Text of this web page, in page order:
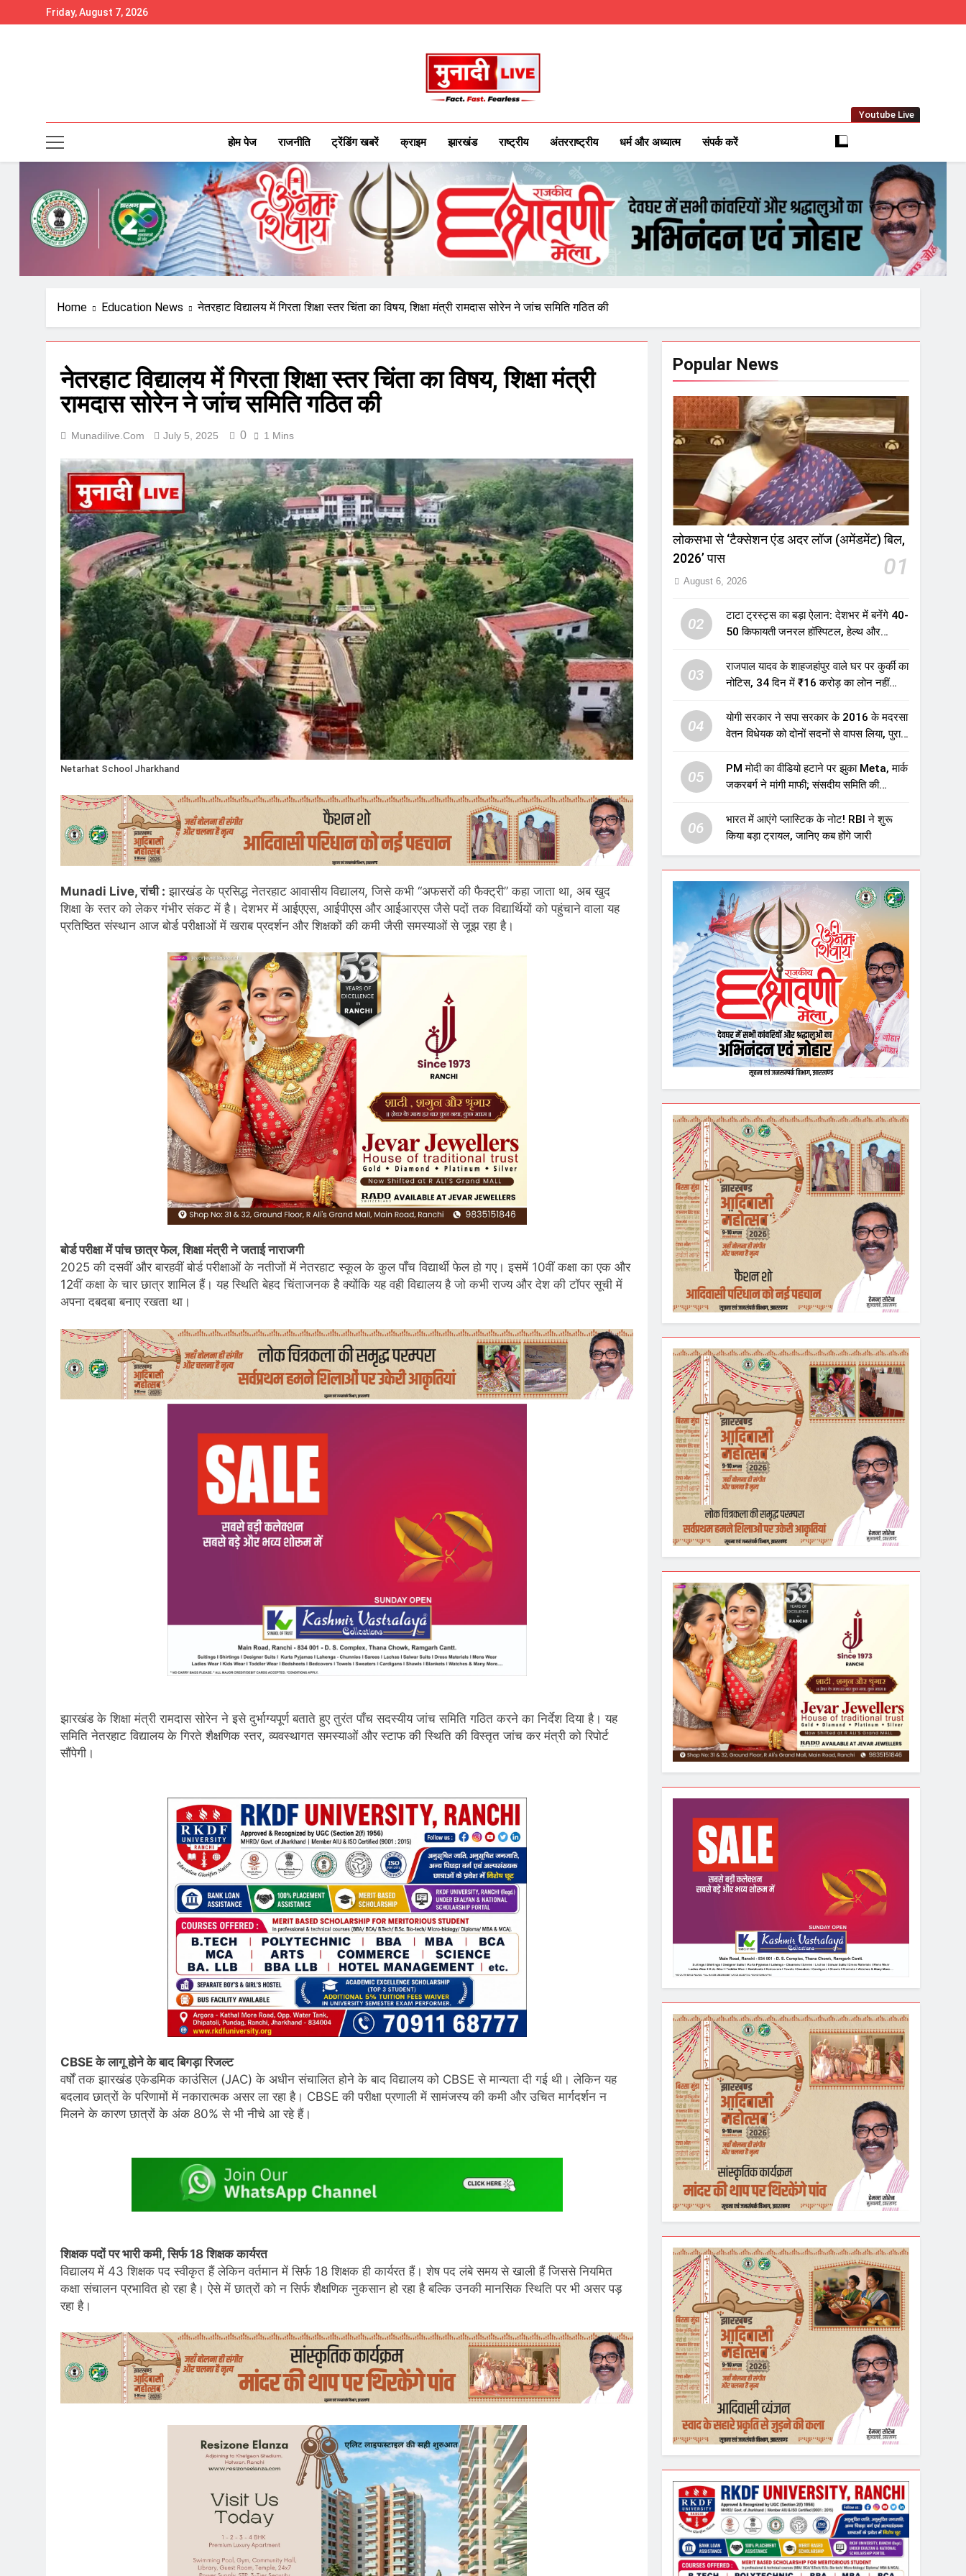
to
Friday, August 7, 2026
Munadilive.com
Munadi Live – Jharkhand's Leading Local News Network
Youtube Live
होम पेज राजनीति ट्रेंडिंग खबरें क्राइम झारखंड राष्ट्रीय अंतरराष्ट्रीय धर्म और अध्यात्म संपर्क करें
Home Education News नेतरहाट विद्यालय में गिरता शिक्षा स्तर चिंता का विषय, शिक्षा मंत्री रामदास सोरेन ने जांच समिति गठित की
नेतरहाट विद्यालय में गिरता शिक्षा स्तर चिंता का विषय, शिक्षा मंत्री
रामदास सोरेन ने जांच समिति गठित की
Munadilive.com July 5, 2025 0 1 Mins
Netarhat School Jharkhand
Munadi Live, रांची : झारखंड के प्रसिद्ध नेतरहाट आवासीय विद्यालय, जिसे कभी “अफसरों की फैक्ट्री” कहा जाता था, अब खुद
शिक्षा के स्तर को लेकर गंभीर संकट में है। देशभर में आईएएस, आईपीएस और आईआरएस जैसे पदों तक विद्यार्थियों को पहुंचाने वाला यह
प्रतिष्ठित संस्थान आज बोर्ड परीक्षाओं में खराब प्रदर्शन और शिक्षकों की कमी जैसी समस्याओं से जूझ रहा है।
बोर्ड परीक्षा में पांच छात्र फेल, शिक्षा मंत्री ने जताई नाराजगी
2025 की दसवीं और बारहवीं बोर्ड परीक्षाओं के नतीजों में नेतरहाट स्कूल के कुल पाँच विद्यार्थी फेल हो गए। इसमें 10वीं कक्षा का एक और
12वीं कक्षा के चार छात्र शामिल हैं। यह स्थिति बेहद चिंताजनक है क्योंकि यह वही विद्यालय है जो कभी राज्य और देश की टॉपर सूची में
अपना दबदबा बनाए रखता था।
झारखंड के शिक्षा मंत्री रामदास सोरेन ने इसे दुर्भाग्यपूर्ण बताते हुए तुरंत पाँच सदस्यीय जांच समिति गठित करने का निर्देश दिया है। यह
समिति नेतरहाट विद्यालय के गिरते शैक्षणिक स्तर, व्यवस्थागत समस्याओं और स्टाफ की स्थिति की विस्तृत जांच कर मंत्री को रिपोर्ट
सौंपेगी।
CBSE के लागू होने के बाद बिगड़ा रिजल्ट
वर्षों तक झारखंड एकेडमिक काउंसिल (JAC) के अधीन संचालित होने के बाद विद्यालय को CBSE से मान्यता दी गई थी। लेकिन यह
बदलाव छात्रों के परिणामों में नकारात्मक असर ला रहा है। CBSE की परीक्षा प्रणाली में सामंजस्य की कमी और उचित मार्गदर्शन न
मिलने के कारण छात्रों के अंक 80% से भी नीचे आ रहे हैं।
शिक्षक पदों पर भारी कमी, सिर्फ 18 शिक्षक कार्यरत
विद्यालय में 43 शिक्षक पद स्वीकृत हैं लेकिन वर्तमान में सिर्फ 18 शिक्षक ही कार्यरत हैं। शेष पद लंबे समय से खाली हैं जिससे नियमित
कक्षा संचालन प्रभावित हो रहा है। ऐसे में छात्रों को न सिर्फ शैक्षणिक नुकसान हो रहा है बल्कि उनकी मानसिक स्थिति पर भी असर पड़
रहा है।
Popular News
लोकसभा से ‘टैक्सेशन एंड अदर लॉज (अमेंडमेंट) बिल,
2026’ पास
01
August 6, 2026
02
टाटा ट्रस्ट्स का बड़ा ऐलान: देशभर में बनेंगे 40-
50 किफायती जनरल हॉस्पिटल, हेल्थ और
03
राजपाल यादव के शाहजहांपुर वाले घर पर कुर्की का
नोटिस, 34 दिन में ₹16 करोड़ का लोन नहीं
04
योगी सरकार ने सपा सरकार के 2016 के मदरसा
वेतन विधेयक को दोनों सदनों से वापस लिया, पुराने
उठाए सवाल
05
PM मोदी का वीडियो हटाने पर झुका Meta, मार्क
जकरबर्ग ने मांगी माफी; संसदीय समिति की
06
भारत में आएंगे प्लास्टिक के नोट! RBI ने शुरू
किया बड़ा ट्रायल, जानिए कब होंगे जारी